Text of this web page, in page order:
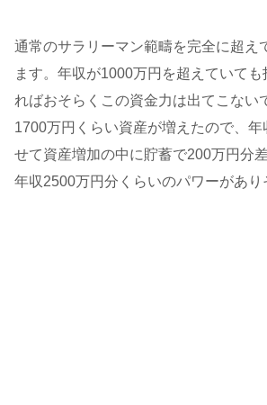
通常のサラリーマン範疇を完全に超え
ます。年収が1000万円を超えていて
ればおそらくこの資金力は出てこない
1700万円くらい資産が増えたので、
せて資産増加の中に貯蓄で200万円分
年収2500万円分くらいのパワーがあり